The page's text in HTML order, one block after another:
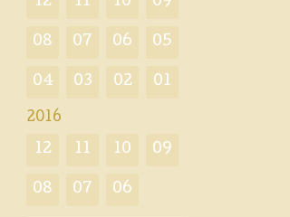
08 07 06 05
04 03 02 01
2016
12 11 10 09
08 07 06